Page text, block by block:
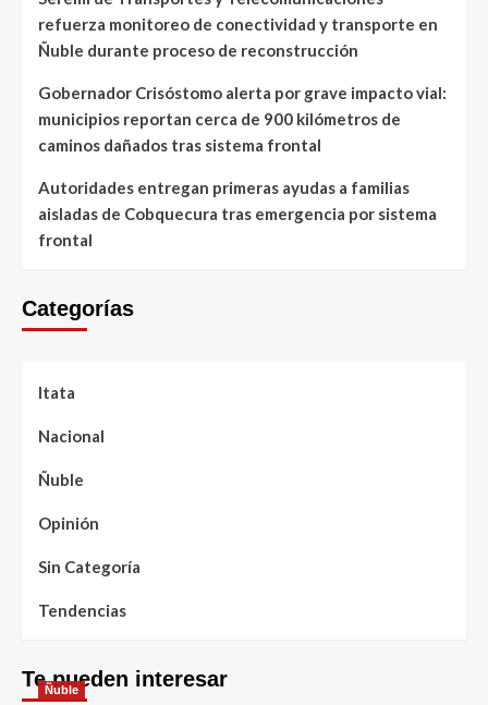
refuerza monitoreo de conectividad y transporte en
Ñuble durante proceso de reconstrucción
Gobernador Crisóstomo alerta por grave impacto vial:
municipios reportan cerca de 900 kilómetros de
caminos dañados tras sistema frontal
Autoridades entregan primeras ayudas a familias
aisladas de Cobquecura tras emergencia por sistema
frontal
Categorías
Itata
Nacional
Ñuble
Opinión
Sin Categoría
Tendencias
Te pueden interesar
Ñuble